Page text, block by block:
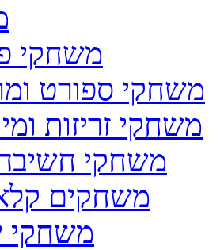
משחקי
משחקי ספורט
משחקי זריזות
משחקי חשיבה
משחקים
משחקי